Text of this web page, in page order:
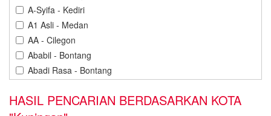
Jakarta
Kediri
Kendari
Kuningan
A-Syifa - Kediri
A1 Asli - Medan
AA - Cilegon
Ababil - Bontang
Abadi Rasa - Bontang
Abdillah Jaya - Cilegon
HASIL PENCARIAN BERDASARKAN KOTA